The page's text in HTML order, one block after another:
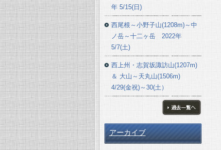
年 5/15(日)
西尾根～小野子山(1208m)～中
ノ岳～十二ヶ岳 2022年
5/7(土)
西上州・志賀坂諏訪山(1207m)
＆ 大山～天丸山(1506m)
4/29(金祝)～30(土）
アーカイブ